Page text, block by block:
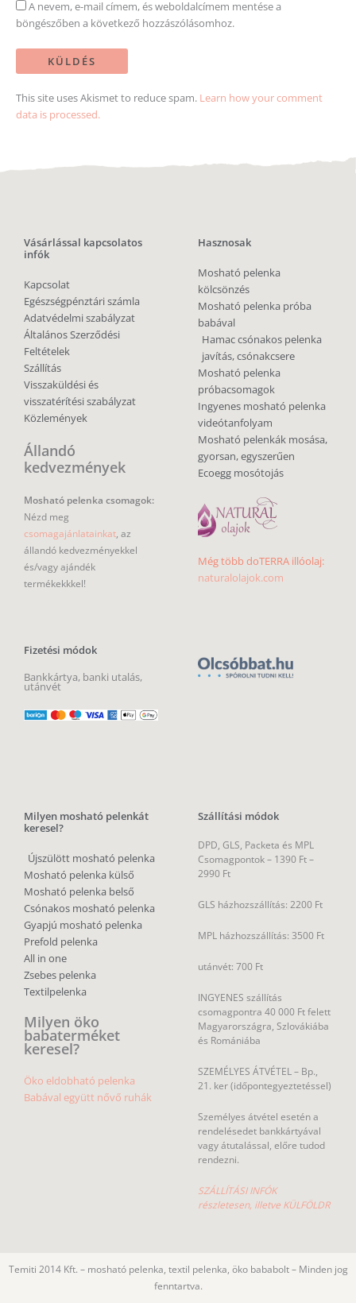
A nevem, e-mail címem, és weboldalcímem mentése a
böngészőben a következő hozzászólásomhoz.
This site uses Akismet to reduce spam. Learn how your comment
data is processed.
Vásárlással kapcsolatos
infók
Kapcsolat
Egészségpénztári számla
Adatvédelmi szabályzat
Általános Szerződési
Feltételek
Szállítás
Visszaküldési és
visszatérítési szabályzat
Közlemények
Állandó
kedvezmények
Mosható pelenka csomagok:
Nézd meg
csomagajánlatainkat, az
állandó kedvezményekkel
és/vagy ajándék
termékekkkel!
Fizetési módok
Bankkártya, banki utalás,
utánvét
Hasznosak
Mosható pelenka
kölcsönzés
Mosható pelenka próba
babával
Hamac csónakos pelenka
javítás, csónakcsere
Mosható pelenka
próbacsomagok
Ingyenes mosható pelenka
videótanfolyam
Mosható pelenkák mosása,
gyorsan, egyszerűen
Ecoegg mosótojás
Még több doTERRA illóolaj:
naturalolajok.com
Milyen mosható pelenkát
keresel?
Újszülött mosható pelenka
Mosható pelenka külső
Mosható pelenka belső
Csónakos mosható pelenka
Gyapjú mosható pelenka
Prefold pelenka
All in one
Zsebes pelenka
Textilpelenka
Milyen öko
babaterméket
keresel?
Öko eldobható pelenka
Babával együtt nővő ruhák
Szállítási módok
DPD, GLS, Packeta és MPL
Csomagpontok – 1390 Ft –
2990 Ft
GLS házhozszállítás: 2200 Ft
MPL házhozszállítás: 3500 Ft
utánvét: 700 Ft
INGYENES szállítás
csomagpontra 40 000 Ft felett
Magyarországra, Szlovákiába
és Romániába
SZEMÉLYES ÁTVÉTEL – Bp.,
21. ker (időpontegyeztetéssel)
Személyes átvétel esetén a
rendelésedet bankkártyával
vagy átutalással, előre tudod
rendezni.
SZÁLLÍTÁSI INFÓK
részletesen, illetve KÜLFÖLDR
Temiti 2014 Kft. – mosható pelenka, textil pelenka, öko bababolt – Minden jog
fenntartva.